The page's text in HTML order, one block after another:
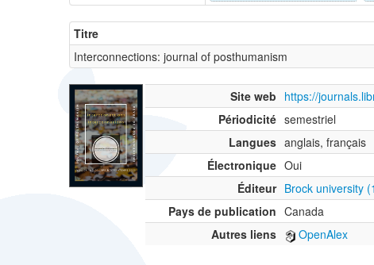
Titre
Interconnections: journal of posthumanism
Site web https://
Périodicité semestriel
Langues anglais, français
Électronique Oui
Éditeur Brock university
Pays de publication Canada
Autres liens
OpenAlex